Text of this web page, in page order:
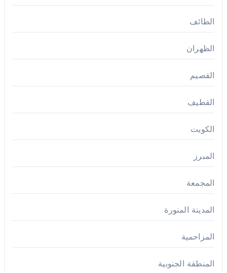
الطائف
الظهران
القصيم
القطيف
الكويت
المبرز
المجمعة
المدينة المنورة
المزاحمية
المنطقة الجنوبية